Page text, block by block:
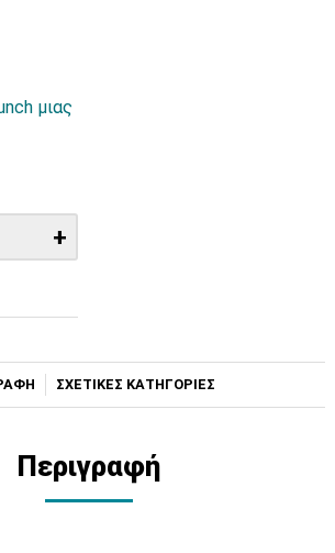
μιας
+
ΣΧΕΤΙΚΕΣ ΚΑΤΗΓΟΡΙΕΣ
Περιγραφή